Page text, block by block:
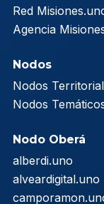
Red
Agencia
Nodos
Nodos
Nodos
Nodo Oberá
alberdi.uno
alveardigital.uno